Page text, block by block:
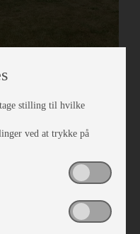
stilling til hvilke
ved at trykke på